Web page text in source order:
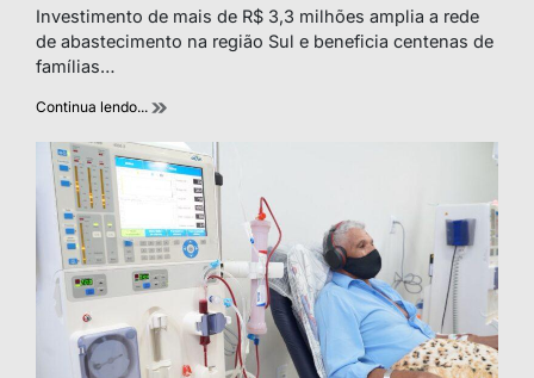
read
time
Investimento de mais de R$ 3,3 milhões amplia a rede
de abastecimento na região Sul e beneficia centenas de
famílias…
Continua lendo...